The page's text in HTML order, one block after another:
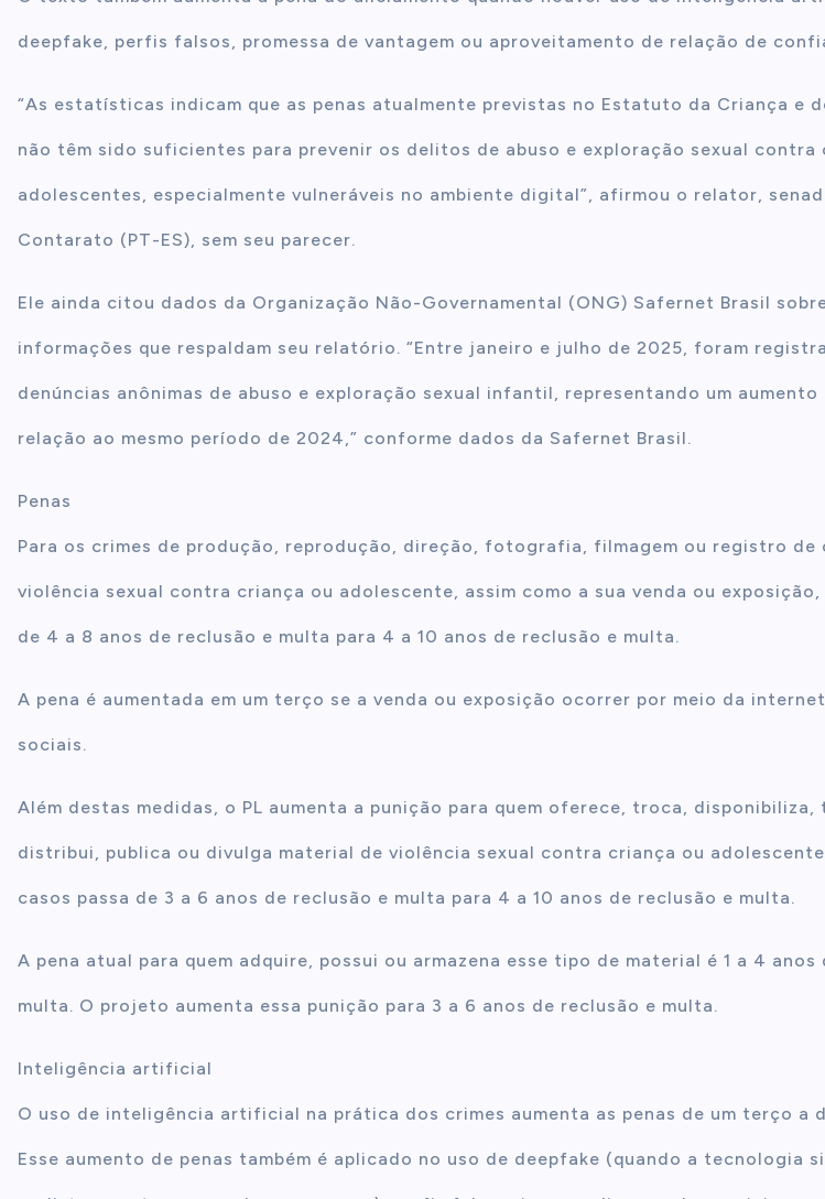
deepfake, perfis falsos, promessa de vantagem ou aproveitamento de relação de
“As estatísticas indicam que as penas atualmente previstas no Estatuto da Criança e
não têm sido suficientes para prevenir os delitos de abuso e exploração sexual contra
adolescentes, especialmente vulneráveis no ambiente digital”, afirmou o relator,
Contarato (PT-ES), sem seu parecer.
Ele ainda citou dados da Organização Não-Governamental (ONG) Safernet Brasil
informações que respaldam seu relatório. “Entre janeiro e julho de 2025, foram
denúncias anônimas de abuso e exploração sexual infantil, representando um aumento
relação ao mesmo período de 2024,” conforme dados da Safernet Brasil.
Penas
Para os crimes de produção, reprodução, direção, fotografia, filmagem ou registro de
violência sexual contra criança ou adolescente, assim como a sua venda ou exposição,
de 4 a 8 anos de reclusão e multa para 4 a 10 anos de reclusão e multa.
A pena é aumentada em um terço se a venda ou exposição ocorrer por meio da
sociais.
Além destas medidas, o PL aumenta a punição para quem oferece, troca, disponibiliza,
distribui, publica ou divulga material de violência sexual contra criança ou
casos passa de 3 a 6 anos de reclusão e multa para 4 a 10 anos de reclusão e multa.
A pena atual para quem adquire, possui ou armazena esse tipo de material é 1 a 4 anos
multa. O projeto aumenta essa punição para 3 a 6 anos de reclusão e multa.
Inteligência artificial
O uso de inteligência artificial na prática dos crimes aumenta as penas de um terço a
Esse aumento de penas também é aplicado no uso de deepfake (quando a tecnologia